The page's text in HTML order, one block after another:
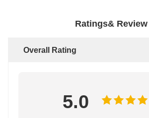
Ratings& Review
Overall Rating
5.0